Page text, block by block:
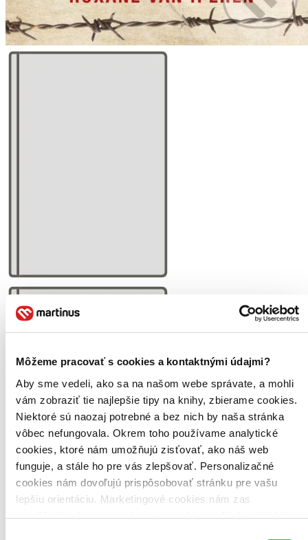
Môžeme pracovať s cookies a kontaktnými údajmi?
Aby sme vedeli, ako sa na našom webe správate, a mohli
vám zobraziť tie najlepšie tipy na knihy, zbierame cookies.
Niektoré sú naozaj potrebné a bez nich by naša stránka
vôbec nefungovala. Okrem toho používame analytické
cookies, ktoré nám umožňujú zisťovať, ako náš web
funguje, a stále ho pre vás zlepšovať. Personalizačné
cookies nám dovoľujú prispôsobovať stránku pre vašu
lepšiu orientáciu. Marketingové cookies nám zas
umožňujú zobrazenie relevantnej reklamy. Niektoré údaje